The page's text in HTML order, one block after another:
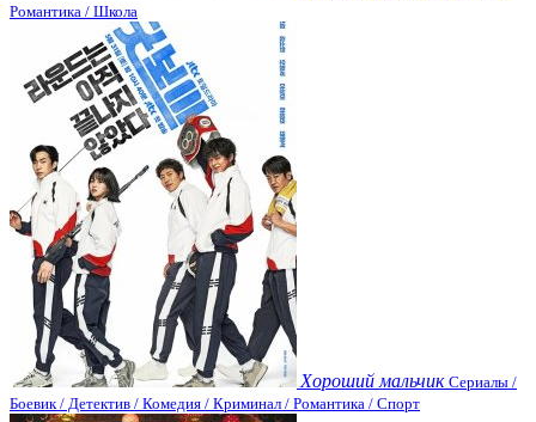
Романтика / Школа
Хороший мальчик Сериалы /
Боевик / Детектив / Комедия / Криминал / Романтика / Спорт